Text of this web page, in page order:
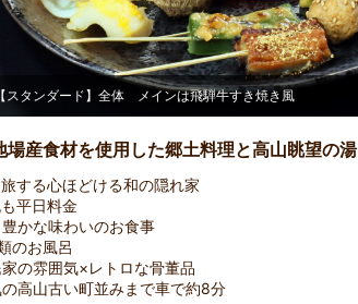
スタンダード】全体 メインは飛騨牛すき焼き風
場産食材を使用した郷土料理と高山眺望の湯
する心ほどける和の隠れ家
平日料金
かな味わいのお食事
のお風呂
の雰囲気×レトロな骨董品
高山古い町並みまで車で約8分